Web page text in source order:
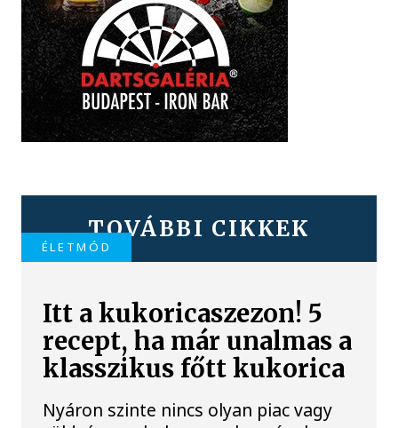
TOVÁBBI CIKKEK
ÉLETMÓD
Itt a kukoricaszezon! 5
recept, ha már unalmas a
klasszikus főtt kukorica
Nyáron szinte nincs olyan piac vagy